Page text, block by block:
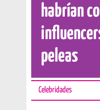
habrían
peleas
Celebridades